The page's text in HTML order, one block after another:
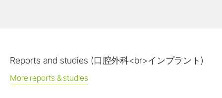
Reports and studies (口腔外科<br>インプラント)
More reports & studies